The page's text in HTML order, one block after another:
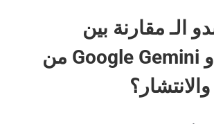
الـ مقارنة بين
ChatGPT و Google Gemini من